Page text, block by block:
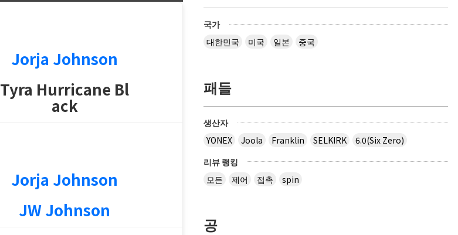
Jorja Johnson
Tyra Hurricane Bl
ack
Jorja Johnson
JW Johnson
국가
대한민국
미국 일본 중국
패들
생산자
YONEX
Joola Franklin SELKIRK
6.0(Six Zero)
리뷰 랭킹
모든
제어 접촉 spin
공